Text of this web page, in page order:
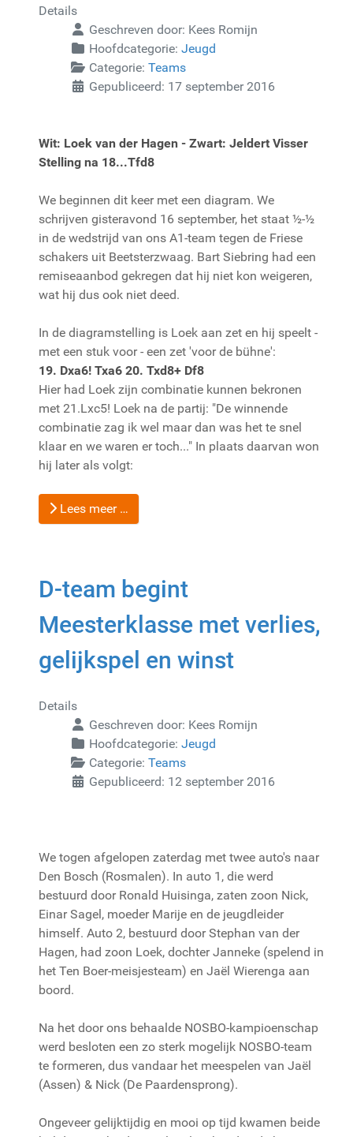
Details
Geschreven door: Kees Romijn
Hoofdcategorie: Jeugd
Categorie: Teams
Gepubliceerd: 17 september 2016
Wit: Loek van der Hagen - Zwart: Jeldert Visser
Stelling na 18...Tfd8
We beginnen dit keer met een diagram. We
schrijven gisteravond 16 september, het staat ½-½
in de wedstrijd van ons A1-team tegen de Friese
schakers uit Beetsterzwaag. Bart Siebring had een
remiseaanbod gekregen dat hij niet kon weigeren,
wat hij dus ook niet deed.
In de diagramstelling is Loek aan zet en hij speelt -
met een stuk voor - een zet 'voor de bühne':
19. Dxa6! Txa6 20. Txd8+ Df8
Hier had Loek zijn combinatie kunnen bekronen
met 21.Lxc5! Loek na de partij: "De winnende
combinatie zag ik wel maar dan was het te snel
klaar en we waren er toch..." In plaats daarvan won
hij later als volgt:
Lees meer …
D-team begint
Meesterklasse met verlies,
gelijkspel en winst
Details
Geschreven door: Kees Romijn
Hoofdcategorie: Jeugd
Categorie: Teams
Gepubliceerd: 12 september 2016
We togen afgelopen zaterdag met twee auto's naar
Den Bosch (Rosmalen). In auto 1, die werd
bestuurd door Ronald Huisinga, zaten zoon Nick,
Einar Sagel, moeder Marije en de jeugdleider
himself. Auto 2, bestuurd door Stephan van der
Hagen, had zoon Loek, dochter Janneke (spelend in
het Ten Boer-meisjesteam) en Jaël Wierenga aan
boord.
Na het door ons behaalde NOSBO-kampioenschap
werd besloten een zo sterk mogelijk NOSBO-team
te formeren, dus vandaar het meespelen van Jaël
(Assen) & Nick (De Paardensprong).
Ongeveer gelijktijdig en mooi op tijd kwamen beide